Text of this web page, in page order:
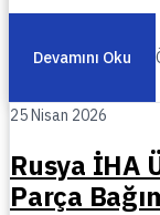
Devamını Oku
25 Nisan 2026
Rusya İHA
Parça